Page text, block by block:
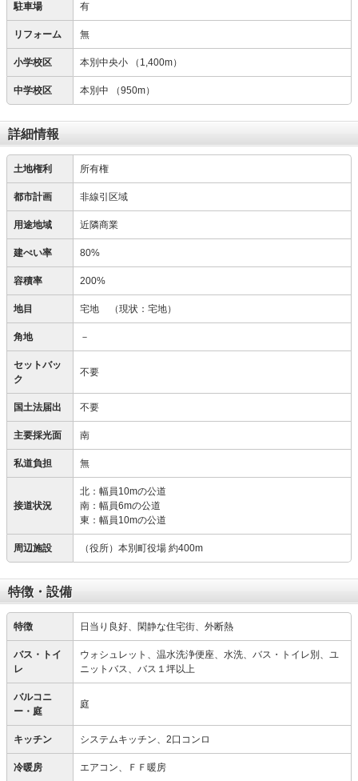
駐車場 有
リフォーム 無
小学校区 本別中央小 （1,400m）
中学校区 本別中 （950m）
詳細情報
土地権利 所有権
都市計画 非線引区域
用途地域 近隣商業
建ぺい率 80%
容積率 200%
地目 宅地 （現状：宅地）
角地 －
セットバッ
ク
不要
国土法届出 不要
主要採光面 南
私道負担 無
接道状況
北：幅員10mの公道
南：幅員6mの公道
東：幅員10mの公道
周辺施設 （役所）本別町役場 約400m
特徴・設備
特徴 日当り良好、閑静な住宅街、外断熱
バス・トイ
レ
ウォシュレット、温水洗浄便座、水洗、バス・トイレ別、ユ
ニットバス、バス１坪以上
バルコニ
ー・庭
庭
キッチン システムキッチン、2口コンロ
冷暖房 エアコン、ＦＦ暖房